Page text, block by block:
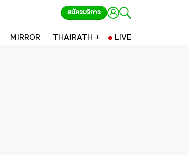
สมัครบริการ
MIRROR THAIRATH + LIVE